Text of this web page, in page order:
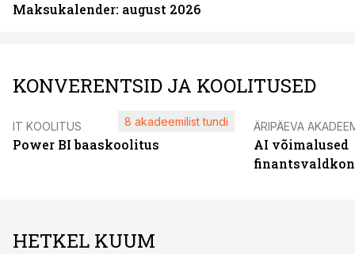
Maksukalender: august 2026
KONVERENTSID JA KOOLITUSED
IT KOOLITUS
Power BI baaskoolitus
8 akadeemilist tundi ÄRIPÄEVA
AI võimalused
HETKEL KUUM